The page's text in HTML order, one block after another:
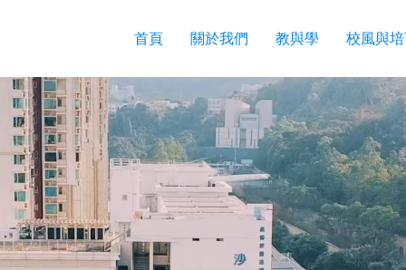
首頁 關於我們 教與學 校風與